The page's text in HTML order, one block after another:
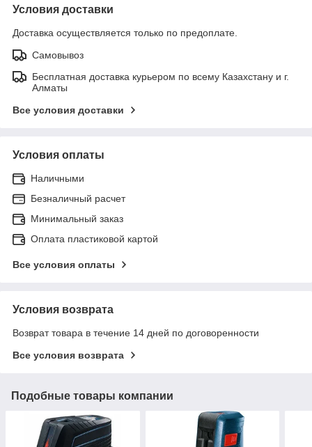
Условия доставки
Доставка осуществляется только по предоплате.
Самовывоз
Бесплатная доставка курьером по всему Казахстану и г.
Алматы
Все условия доставки
Условия оплаты
Наличными
Безналичный расчет
Минимальный заказ
Оплата пластиковой картой
Все условия оплаты
Условия возврата
Возврат товара в течение 14 дней по договоренности
Все условия возврата
Подобные товары компании